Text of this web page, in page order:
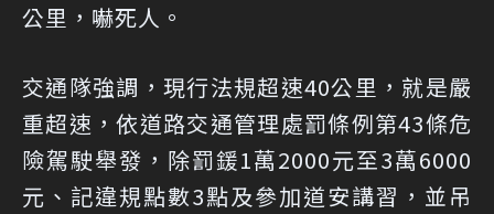
公里，嚇死人。
交通隊強調，現行法規超速40公里，就是嚴
重超速，依道路交通管理處罰條例第43條危
險駕駛舉發，除罰鍰1萬2000元至3萬6000
元、記違規點數3點及參加道安講習，並吊